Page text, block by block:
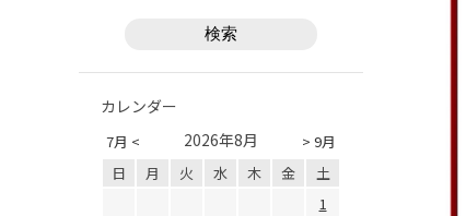
カレンダー
7月 < > 9月
2026年8月
日 月 火 水 木 金
土
1